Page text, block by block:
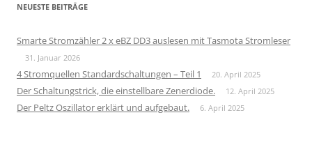
NEUESTE BEITRÄGE
Smarte Stromzähler 2 x eBZ DD3 auslesen mit Tasmota Stromleser
31. Januar 2026
4 Stromquellen Standardschaltungen – Teil 1 20. April 2025
Der Schaltungstrick, die einstellbare Zenerdiode. 12. April 2025
Der Peltz Oszillator erklärt und aufgebaut. 6. April 2025